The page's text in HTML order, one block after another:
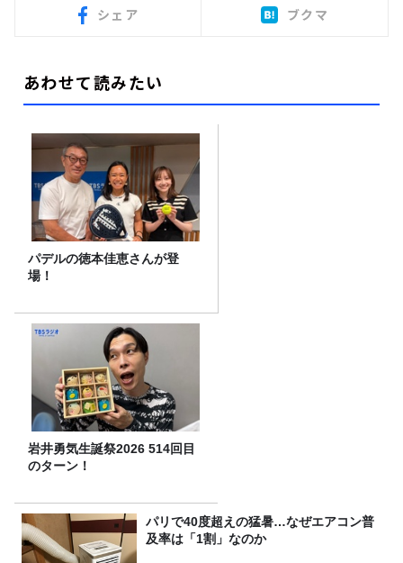
シェア ブクマ
あわせて読みたい
パデルの徳本佳恵さんが登
場！
岩井勇気生誕祭2026 514回目
のターン！
パリで40度超えの猛暑…なぜエアコン普
及率は「1割」なのか